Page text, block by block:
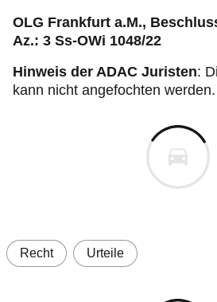
OLG Frankfurt a.M.,
Az.: 3 Ss-OWi 1048/22
Hinweis der ADAC Juristen:
kann nicht angefochten werden.
Recht Urteile